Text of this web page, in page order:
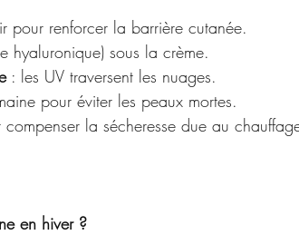
pour renforcer la barrière cutanée.
hyaluronique) sous la crème.
: les UV traversent les nuages.
pour éviter les peaux mortes.
la sécheresse due au
en hiver ?